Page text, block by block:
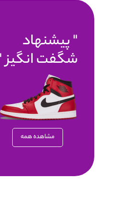
پیشنهاد
شگفت انگیز
مشاهده همه